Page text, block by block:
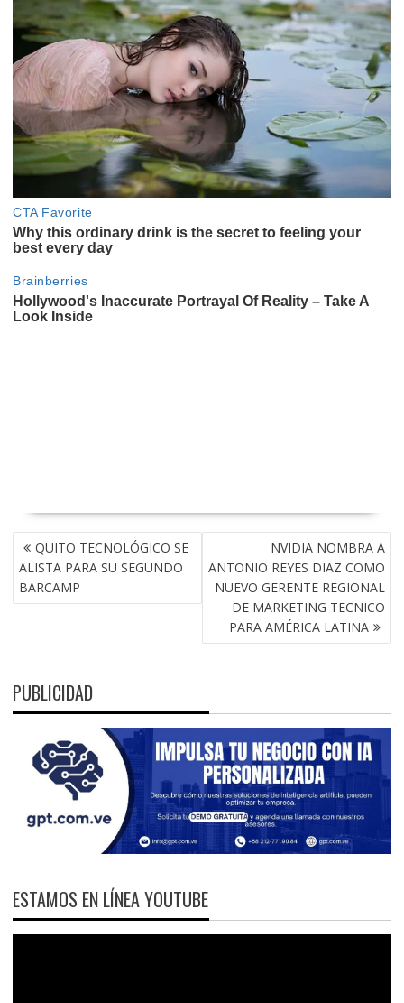
NAVEGACIÓN
DE
ENTRADAS
QUITO TECNOLÓGICO SE
ALISTA PARA SU SEGUNDO
BARCAMP
NVIDIA NOMBRA A
ANTONIO REYES DIAZ COMO
NUEVO GERENTE REGIONAL
DE MARKETING TECNICO
PARA AMÉRICA LATINA
PUBLICIDAD
ESTAMOS EN LÍNEA YOUTUBE